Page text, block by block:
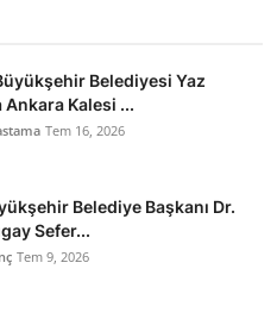
Belediyesi Yaz
Ankara Kalesi ...
Tem 16, 2026
Belediye Başkanı Dr.
Sefer...
Tem 9, 2026